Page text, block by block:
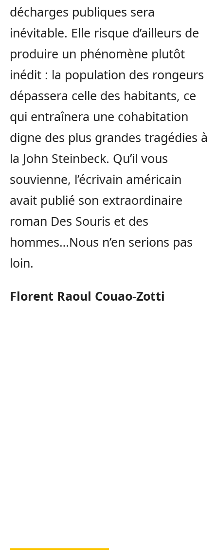
décharges publiques sera
inévitable. Elle risque d’ailleurs de
produire un phénomène plutôt
inédit : la population des rongeurs
dépassera celle des habitants, ce
qui entraînera une cohabitation
digne des plus grandes tragédies à
la John Steinbeck. Qu’il vous
souvienne, l’écrivain américain
avait publié son extraordinaire
roman Des Souris et des
hommes…Nous n’en serions pas
loin.
Florent Raoul Couao-Zotti